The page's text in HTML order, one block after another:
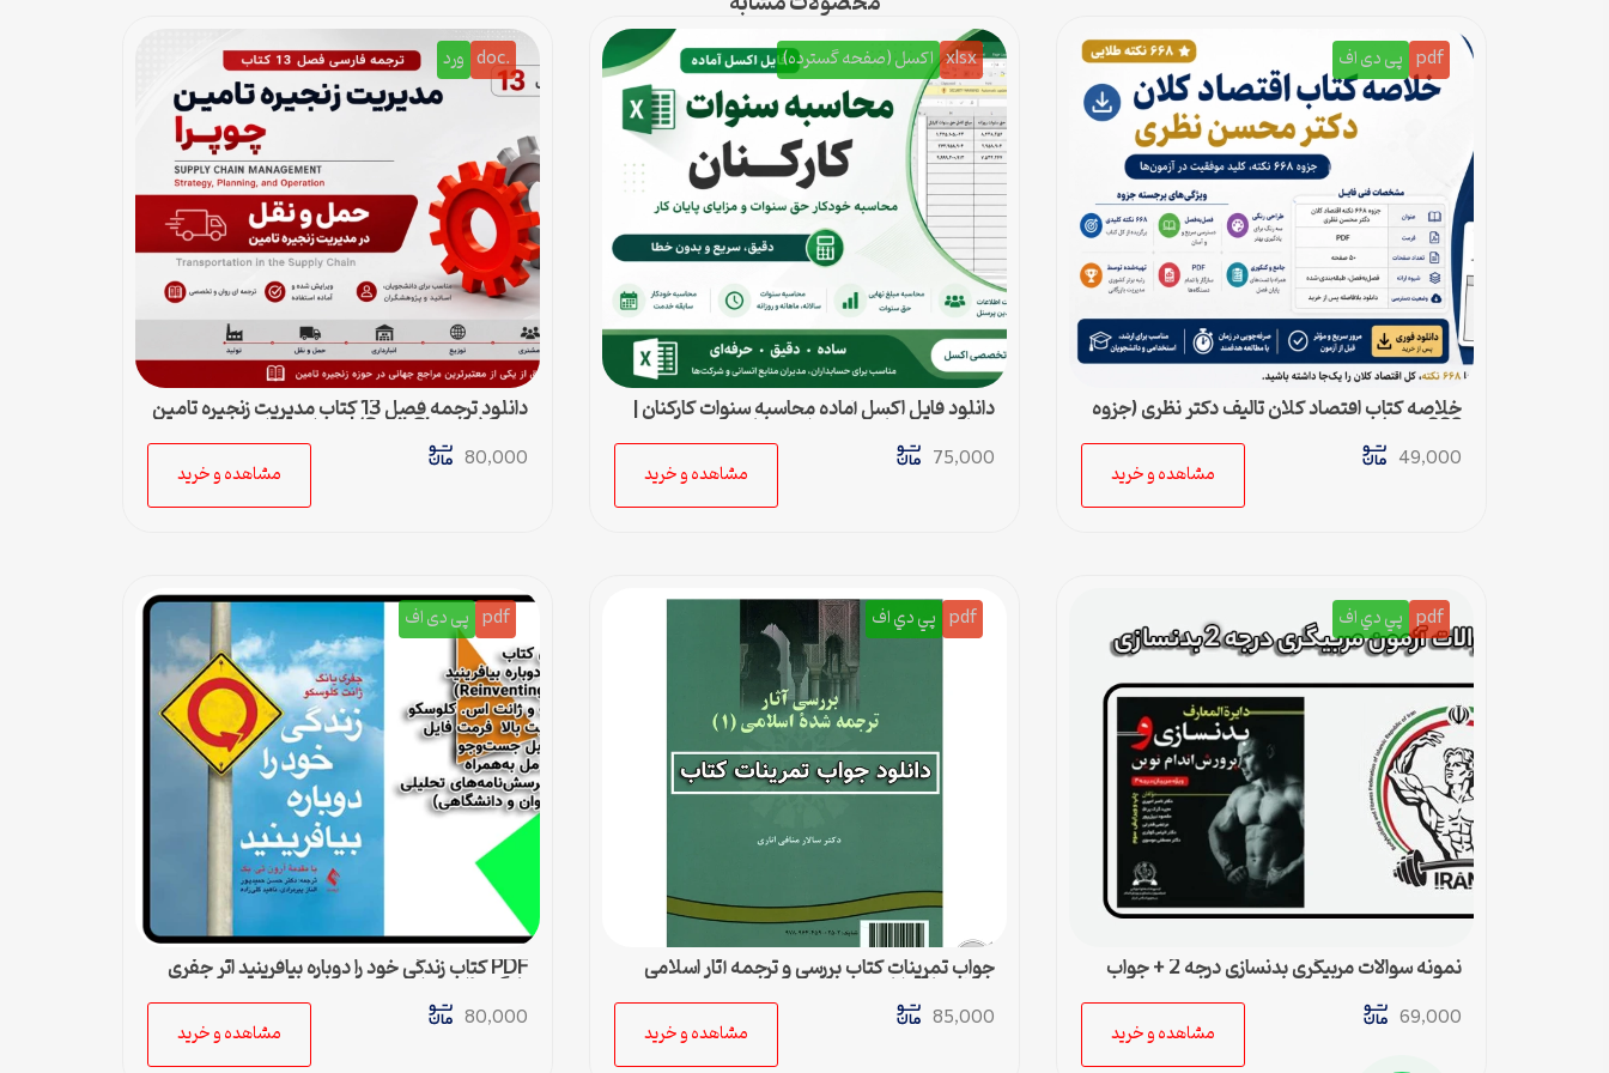
pdf پی دی اف
خلاصه کتاب اقتصاد کلان تالیف دکتر نظری (جزوه
668 نکته)
49,000
مشاهده و خرید
xlsx اکسل (صفحه گسترده)
دانلود فایل اکسل آماده محاسبه سنوات کارکنان |
محاسبه خودکار حق سنوات و پایان کار
75,000
مشاهده و خرید
.doc ورد
دانلود ترجمه فصل 13 کتاب مدیریت زنجیره تامین
چوپرا (Sunil Chopra) | حمل و نقل در زنجیره
تامین
80,000
مشاهده و خرید
pdf پي دي اف
نمونه سوالات مربیگری بدنسازی درجه 2 + جواب
69,000
مشاهده و خرید
pdf پي دي اف
جواب تمرینات کتاب بررسی و ترجمه آثار اسلامی
سالار منافی اناری
85,000
مشاهده و خرید
pdf پی دی اف
PDF کتاب زندگی خود را دوباره بیافرینید اثر جفری
یانگ و ژانت کلوسکو
80,000
مشاهده و خرید